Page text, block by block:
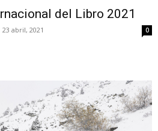
del Libro 2021
23 abril, 2021 0